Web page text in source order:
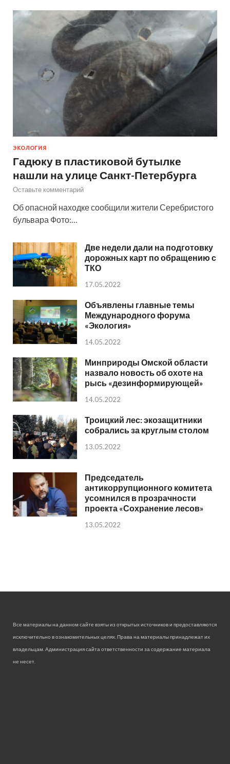
ЭКОЛОГИЯ
Гадюку в пластиковой бутылке
нашли на улице Санкт-Петербурга
Оставьте комментарий
Об опасной находке сообщили жители Серебристого
бульвара Фото:…
Две недели дали на подготовку
дорожных карт по обращению с
ТКО
17.05.2022
Объявлены главные темы
Международного форума
«Экология»
14.05.2022
Минприроды Омской области
назвало новость об охоте на
рысь «дезинформирующей»
14.05.2022
Троицкий лес: экозащитники
собрались за круглым столом
13.05.2022
Председатель
антикоррупционного комитета
усомнился в прозрачности
проекта «Сохранение лесов»
13.05.2022
Все материалы на данном сайте взяты из открытых источников и предоставляются
исключительно в ознакомительных целях. Права на материалы принадлежат их
владельцам. Администрация сайта ответственности за содержание материала
не несет.